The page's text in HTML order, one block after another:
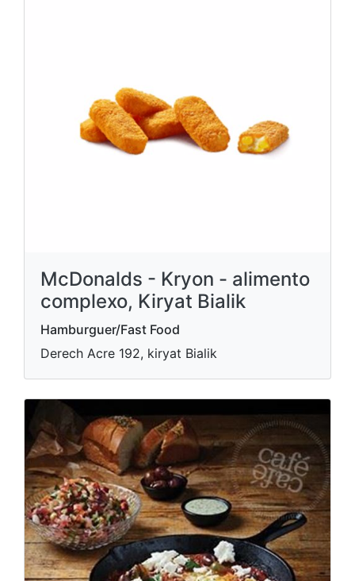
McDonalds - Kryon - alimento
complexo, Kiryat Bialik
Hamburguer/Fast Food
Derech Acre 192, kiryat Bialik